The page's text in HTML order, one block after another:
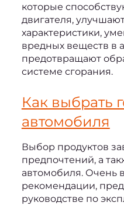
которые
двигателя,
характеристики,
вредных веществ в
предотвращают
системе сгорания.
Как выбрать
автомобиля
Выбор продуктов
предпочтений, а
автомобиля. Очень
рекомендации,
руководстве по